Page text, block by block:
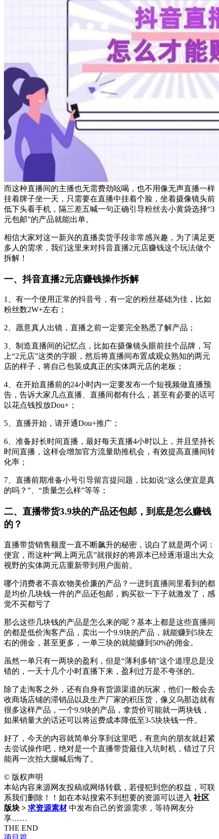
而这种直播间的主播也无需费劲吆喝，也不用像无声直播一样
挂着牌子坐一天，只需要在直播中挂着个脸，坐着摄像镜头前
低下头看手机，隔三差五喊一句正确引导粉丝去小黄袋选择“3
元包邮”的产品就能出单。
相信大家对这一新兴的直播卖货手段非常感兴趣，为了满足更
多人的需求，我们这里来对抖音直播2元店赚钱这个玩法做个
拆解！
一、抖音直播2元店赚钱操作拆解
1、有一个使用正常的抖音号，有一定的粉丝基础为佳，比如
粉丝数2W+左右；
2、愿意真人出镜，直播之前一定要完全熟悉了解产品；
3、制造直播间的记忆点，比如在摄像镜头眼前挂个品牌，写
上“2元店”这类的字眼，然后将直播间布置成观众熟知的两元
店的样子，将自己包装成真正的实体两元店的老板；
4、在开始直播前的24小时内一定要发布一个短视频做直播预
告，告诉大家几点直播、直播间都有什么，甚至有必要的话可
以花点钱投放Dou+；
5、直播开始，请开通Dou+推广；
6、准备好长时间直播，最好每天直播4小时以上，并且坚持长
时间直播，这样会增加官方流量助推机会，有效提高直播间转
化率；
7、直播前期准备小号引导留言提问题，比如说“这么便宜是真
的吗？”、“质量怎么样”等等；
二、直播带货3.9块的产品还包邮，到底是怎么赚钱
的？
直播带货销售额度一直不断飙升的秘密，说白了就是两个词：
便宜，而这种“网上两元店”就很好的将原本已经逐渐退出大众
视野的实体两元店重新带到用户面前。
哪个消费者不喜欢物美价廉的产品？一进到直播间里看到的都
是均价几块钱一件的产品还包邮，购买欲一下子就激发了，感
觉不买都亏了
那么这些几块钱的产品是怎么来的呢？基本上都是这些直播间
的都是低价淘客产品，卖出一个9.9块的产品，就能赚到5块左
右的佣金，甚至更多，一单三块的就能赚到50%的佣金。
虽然一单只有一两块的盈利，但是“薄利多销”这个道理总是没
错的，一天十几个小时直播下来，盈利过万是不夸张的。
除了走淘客之外，还有自身有货源渠道的玩家，他们一般会去
收商场店铺的滞销品以及生产厂家的积压货，像义乌那边就有
很多这样产品，一个9.9块的产品，拿货价可能就一两块钱，
如果销量大的话还可以将运费成本降低至3-5块块钱一件。
好了，今天的内容就简单分享到这里吧，有意向的朋友就赶紧
去尝试操作吧，绝对是一个直播带货最佳入坑时机，错过了只
能再一次拍大腿喊后悔了。
© 版权声明
本站内容来源网友投稿或网络转载，若侵犯到您的权益，可联
系我们删除！！如在本站搜索不到想要的资源可以进入 社区
版块 > 求资源素材 中发布自己的资源需求，等待网友分
享……
THE END
项目篇